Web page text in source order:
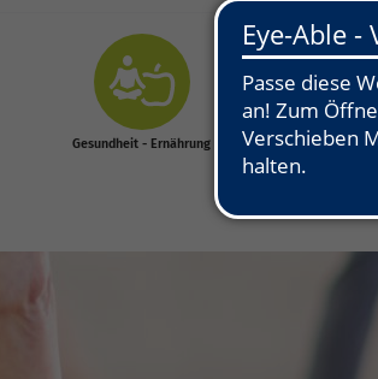
Gesundheit - Ernährung
Kunst -